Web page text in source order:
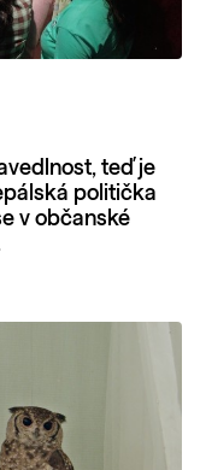
teď je
politička
v občanské